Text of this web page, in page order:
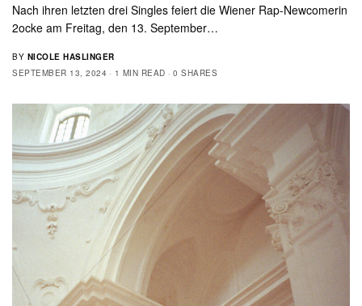
Nach ihren letzten drei Singles feiert die Wiener Rap-Newcomerin
2ocke am Freitag, den 13. September…
BY NICOLE HASLINGER
SEPTEMBER 13, 2024
1 MIN READ 0 SHARES